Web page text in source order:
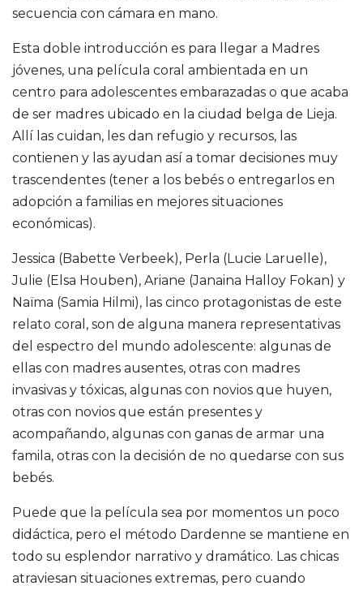
secuencia con cámara en mano.
Esta doble introducción es para llegar a Madres
jóvenes, una película coral ambientada en un
centro para adolescentes embarazadas o que acaba
de ser madres ubicado en la ciudad belga de Lieja.
Allí las cuidan, les dan refugio y recursos, las
contienen y las ayudan así a tomar decisiones muy
trascendentes (tener a los bebés o entregarlos en
adopción a familias en mejores situaciones
económicas).
Jessica (Babette Verbeek), Perla (Lucie Laruelle),
Julie (Elsa Houben), Ariane (Janaina Halloy Fokan) y
Naïma (Samia Hilmi), las cinco protagonistas de este
relato coral, son de alguna manera representativas
del espectro del mundo adolescente: algunas de
ellas con madres ausentes, otras con madres
invasivas y tóxicas, algunas con novios que huyen,
otras con novios que están presentes y
acompañando, algunas con ganas de armar una
famila, otras con la decisión de no quedarse con sus
bebés.
Puede que la película sea por momentos un poco
didáctica, pero el método Dardenne se mantiene en
todo su esplendor narrativo y dramático. Las chicas
atraviesan situaciones extremas, pero cuando